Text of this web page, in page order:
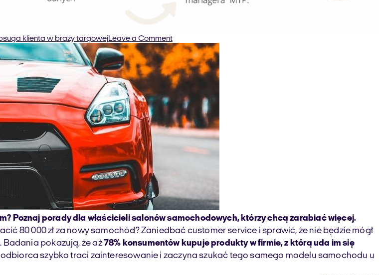
klienta w braży targowejLeave a Commenton
Międzynarodowe
Targi
Poznańskie
–
Case
Study
Poznaj porady dla właścicieli salonów samochodowych, którzy chcą zarabiać więcej.
80 000 zł za nowy samochód? Zaniedbać customer service i sprawić, że nie będzie mógł
pokazują, że aż78% konsumentów kupuje produkty w firmie, z którą uda im się
szybko traci zainteresowanie i zaczyna szukać tego samego modelu samochodu u